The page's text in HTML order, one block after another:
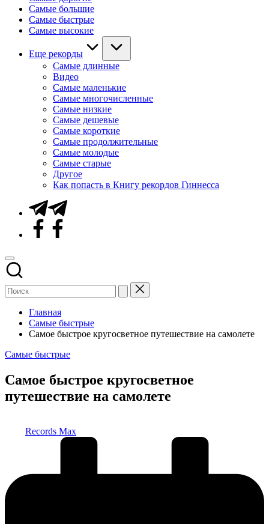
Самые большие
Самые быстрые
Самые высокие
Еще рекорды
Самые длинные
Видео
Самые маленькие
Самые многочисленные
Самые низкие
Самые дешевые
Самые короткие
Самые продолжительные
Самые молодые
Самые старые
Другое
Как попасть в Книгу рекордов Гиннесса
Telegram
Facebook
Главная
Самые быстрые
Самое быстрое кругосветное путешествие на самолете
Опубликовано
Самые быстрые
Самое быстрое кругосветное
путешествие на самолете
Records Max